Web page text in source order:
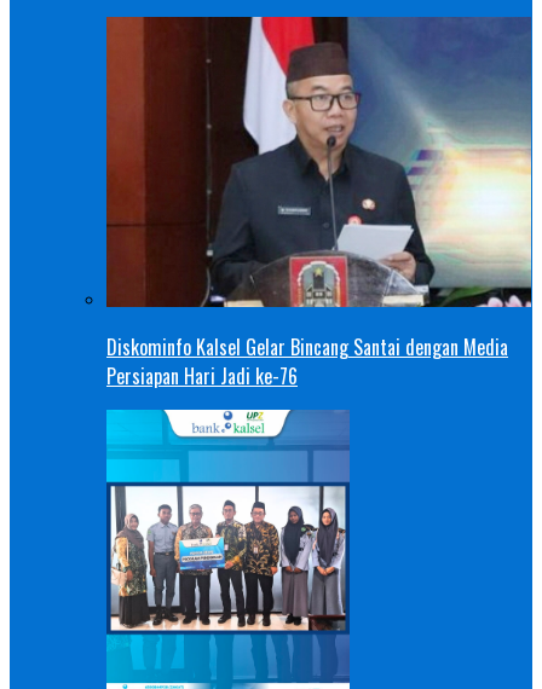
Diskominfo Kalsel Gelar Bincang Santai dengan Media
Persiapan Hari Jadi ke-76